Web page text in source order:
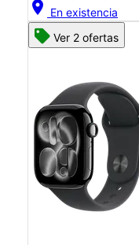
location_on En existencia
Ver 2 ofertas